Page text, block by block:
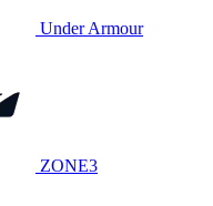
Under Armour
ZONE3